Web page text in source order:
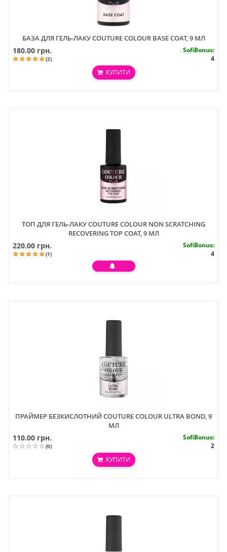
БАЗА ДЛЯ ГЕЛЬ-ЛАКУ COUTURE COLOUR BASE COAT, 9 МЛ
180.00 грн.
(2)
SofiBonus:
4
КУПИТИ
ТОП ДЛЯ ГЕЛЬ-ЛАКУ COUTURE COLOUR NON SCRATCHING
RECOVERING TOP COAT, 9 МЛ
220.00 грн.
(1)
SofiBonus:
4
ПРАЙМЕР БЕЗКИСЛОТНИЙ COUTURE COLOUR ULTRA BOND, 9
МЛ
110.00 грн.
(0)
SofiBonus:
2
КУПИТИ